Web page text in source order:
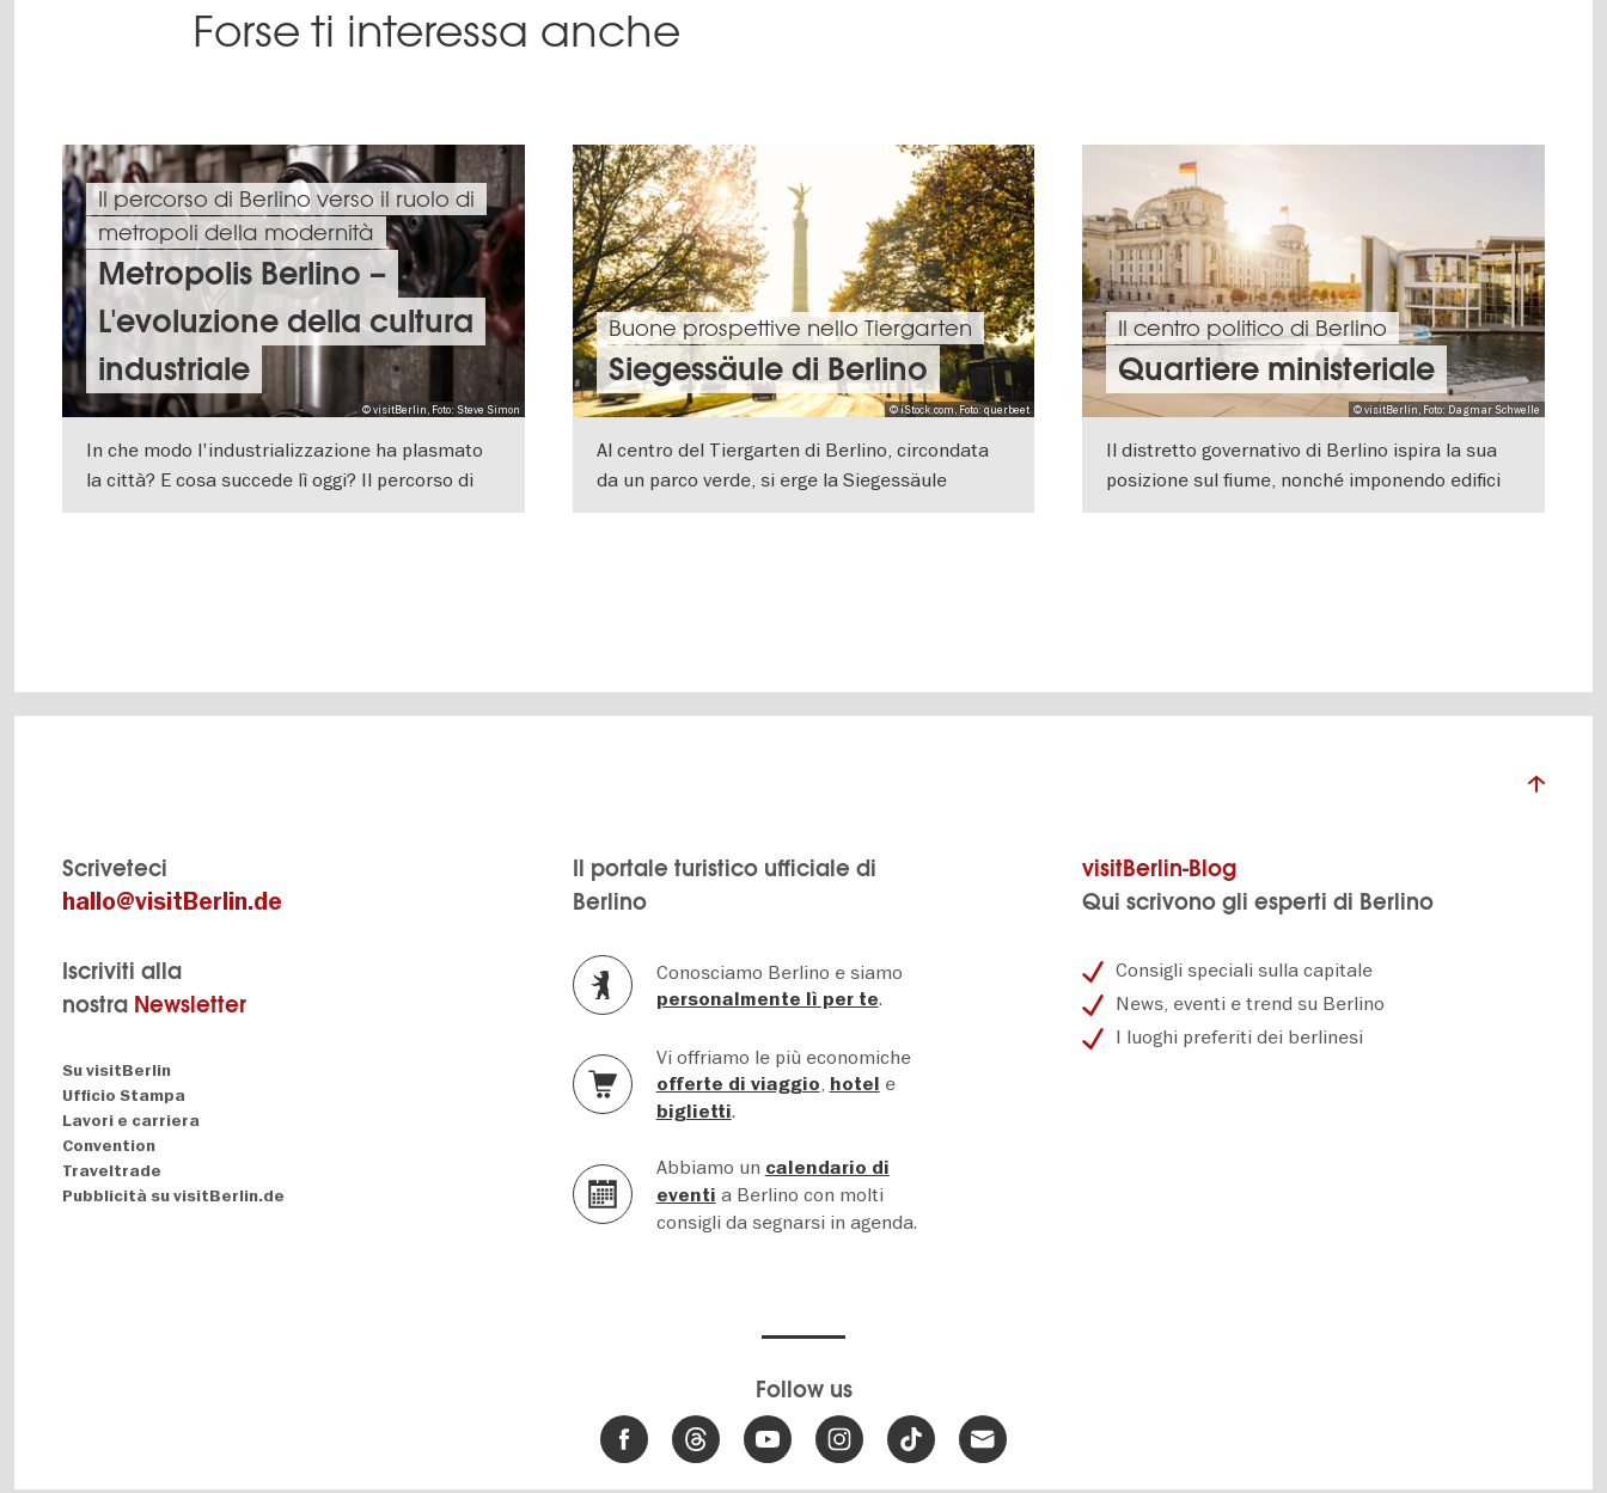
Forse ti interessa anche
© visitBerlin, Foto: Steve Simon
Il percorso di Berlino verso il ruolo di
metropoli della modernità
Metropolis Berlino –
L'evoluzione della cultura
industriale
In che modo l'industrializzazione ha plasmato
la città? E cosa succede lì oggi? Il percorso di
Berlino da capoluogo di provincia a metropoli
© iStock.com, Foto: querbeet
Buone prospettive nello Tiergarten
Siegessäule di Berlino
Al centro del Tiergarten di Berlino, circondata
da un parco verde, si erge la Siegessäule
(Colonna della Vittoria) di Berlino, coronata dal
© visitBerlin, Foto: Dagmar Schwelle
Il centro politico di Berlino
Quartiere ministeriale
Il distretto governativo di Berlino ispira la sua
posizione sul fiume, nonché imponendo edifici
come il Reichstag e Bellevue Palace.
Scriveteci
hallo@visitBerlin.de
Iscriviti alla
nostra Newsletter
Navigation:
About
Su visitBerlin
Ufficio Stampa
Lavori e carriera
Convention
Traveltrade
Pubblicità su visitBerlin.de
Il portale turistico ufficiale di
Berlino
Conosciamo Berlino e siamo
personalmente lì per te.
Vi offriamo le più economiche
offerte di viaggio, hotel e
biglietti.
Abbiamo un calendario di
eventi a Berlino con molti
consigli da segnarsi in agenda.
visitBerlin-Blog
Qui scrivono gli esperti di Berlino
Consigli speciali sulla capitale
News, eventi e trend su Berlino
I luoghi preferiti dei berlinesi
Follow us